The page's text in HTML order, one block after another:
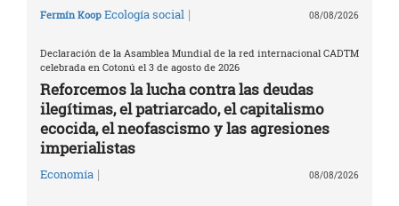
Fermín Koop Ecología social | 08/08/2026
Declaración de la Asamblea Mundial de la red internacional CADTM
celebrada en Cotonú el 3 de agosto de 2026
Reforcemos la lucha contra las deudas
ilegítimas, el patriarcado, el capitalismo
ecocida, el neofascismo y las agresiones
imperialistas
Economía | 08/08/2026